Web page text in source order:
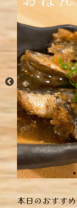
本日のおすすめ